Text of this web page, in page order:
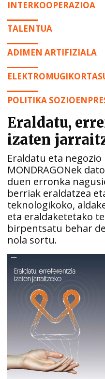
INTERKOOPERAZIOA
TALENTUA
ADIMEN ARTIFIZIALA
POLITIKA
Eraldatu,
izaten
Eraldatu eta
MONDRAGONek
duen erronka
berriak eraldatzea
teknologikoko,
eta eraldaketetako
birpentsatu behar
nola sortu.